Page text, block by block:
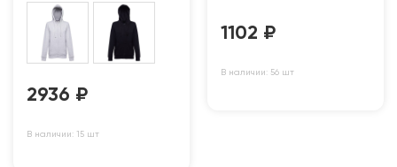
2936 ₽
В наличии: 15 шт
1102 ₽
В наличии: 56 шт